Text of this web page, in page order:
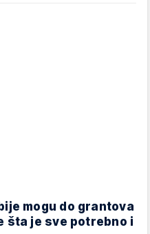
mogu do grantova
šta je sve potrebno i